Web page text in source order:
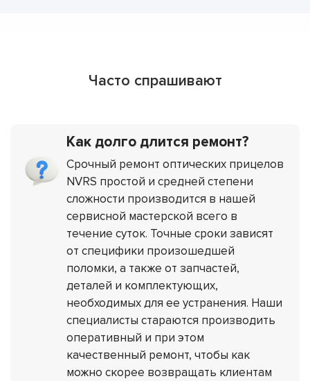
Часто спрашивают
Как долго длится ремонт?
Срочный ремонт оптических прицелов
NVRS простой и средней степени
сложности производится в нашей
сервисной мастерской всего в
течение суток. Точные сроки зависят
от специфики произошедшей
поломки, а также от запчастей,
деталей и комплектующих,
необходимых для ее устранения. Наши
специалисты стараются производить
оперативный и при этом
качественный ремонт, чтобы как
можно скорее возвращать клиентам